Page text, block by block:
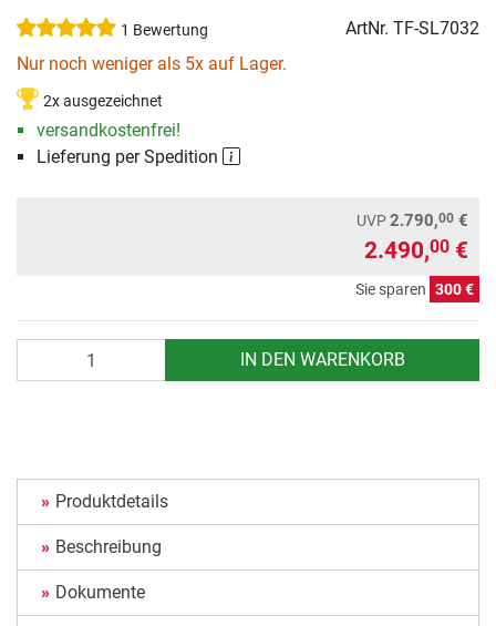
1 Bewertung ArtNr. TF-SL7032
Nur noch weniger als 5x auf Lager.
2x ausgezeichnet
versandkostenfrei!
Lieferung per Spedition
UVP2.790,00 €
2.490,00 €
Sie sparen 300 €
IN DEN WARENKORB
Produktdetails
Beschreibung
Dokumente